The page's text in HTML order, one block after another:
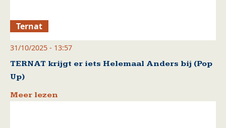
Ternat
31/10/2025 - 13:57
TERNAT krijgt er iets Helemaal Anders bij (Pop
Up)
Meer lezen